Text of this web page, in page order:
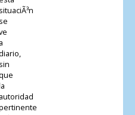
situaciÃ³n
se
a
sin
autoridad